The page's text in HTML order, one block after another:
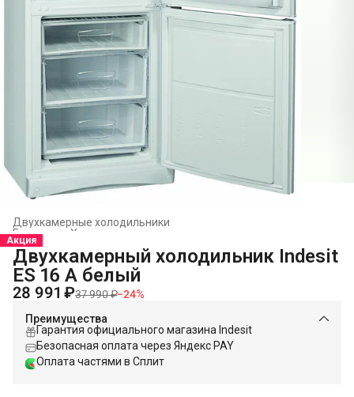
Двухкамерные холодильники
Холодильники и морозильники
Главная
Акция
Двухкамерный холодильник Indesit
ES 16 A белый
28 991 ₽37 990 ₽−24%
Преимущества
Гарантия официального магазина Indesit
Безопасная оплата через Яндекс PAY
Оплата частями в Сплит